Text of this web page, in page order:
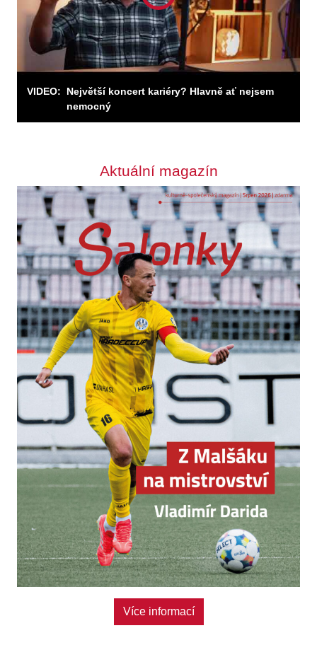
VIDEO:
Největší koncert kariéry? Hlavně ať nejsem
nemocný
Aktuální magazín
Více informací